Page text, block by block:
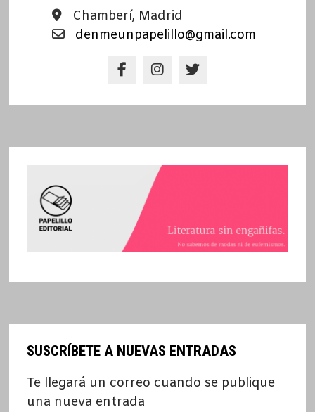
Chamberí, Madrid
denmeunpapelillo@gmail.com
SUSCRÍBETE A NUEVAS ENTRADAS
Te llegará un correo cuando se publique
una nueva entrada